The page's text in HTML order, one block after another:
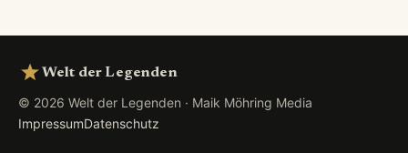
Welt der Legenden
© 2026 Welt der Legenden · Maik Möhring Media
ImpressumDatenschutz